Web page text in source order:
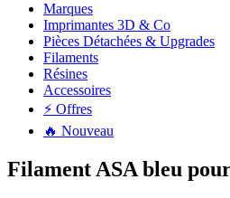
Marques
Imprimantes 3D & Co
Pièces Détachées & Upgrades
Filaments
Résines
Accessoires
⚡ Offres
🔥 Nouveau
Filament ASA bleu